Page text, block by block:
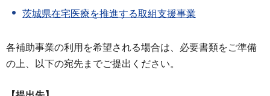
茨城県在宅医療を推進する取組支援事業
各補助事業の利用を希望される場合は、必要書類をご準備
の上、以下の宛先までご提出ください。